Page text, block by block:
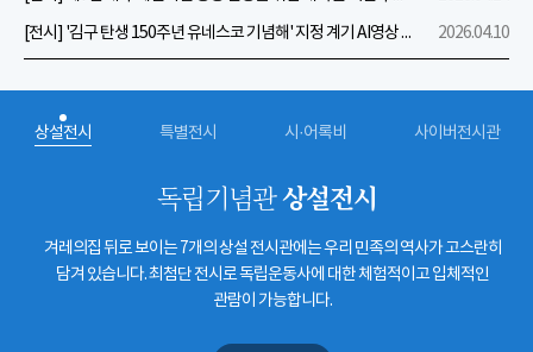
[전시] '김구 탄생 150주년 유네스코 기념해' 지정 계기 AI영상 국민공모 개최 안내
2026.04.10
상설전시 특별전시 시·어록비 사이버전시관
독립기념관상설전시
겨레의집 뒤로 보이는 7개의 상설 전시관에는 우리 민족의 역사가 고스란히
담겨 있습니다. 최첨단 전시로 독립운동사에 대한 체험적이고 입체적인
관람이 가능합니다.